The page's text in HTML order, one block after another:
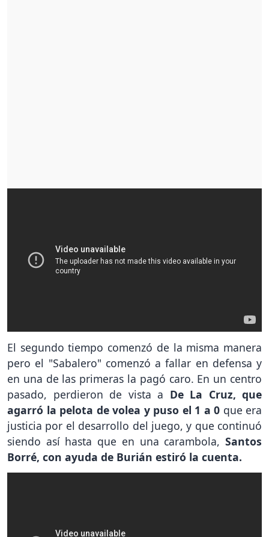
El segundo tiempo comenzó de la misma manera
pero el "Sabalero" comenzó a fallar en defensa y
en una de las primeras la pagó caro. En un centro
pasado, perdieron de vista a De La Cruz, que
agarró la pelota de volea y puso el 1 a 0 que era
justicia por el desarrollo del juego, y que continuó
siendo así hasta que en una carambola, Santos
Borré, con ayuda de Burián estiró la cuenta.